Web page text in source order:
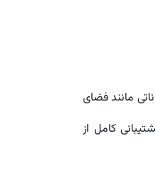
مانند فضای
کامل از